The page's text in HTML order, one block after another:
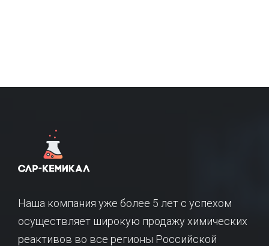
Наша компания уже более 5 лет с успехом
осуществляет широкую продажу химических
реактивов во все регионы Российской